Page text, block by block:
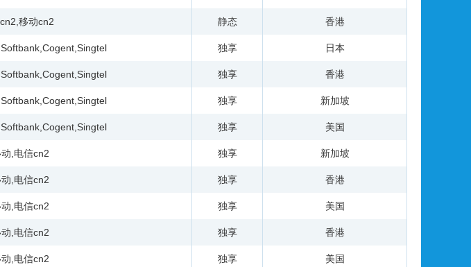
,移动cn2 静态 香港
Softbank,Cogent,Singtel 独享 日本
Softbank,Cogent,Singtel 独享 香港
Softbank,Cogent,Singtel 独享 新加坡
Softbank,Cogent,Singtel 独享 美国
,电信cn2 独享 新加坡
,电信cn2 独享 香港
,电信cn2 独享 美国
,电信cn2 独享 香港
,电信cn2 独享 美国